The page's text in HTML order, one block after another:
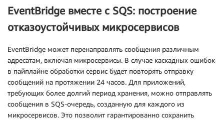
EventBridge вместе с SQS: построение
отказоустойчивых микросервисов
EventBridge может перенаправлять сообщения различным
адресатам, включая микросервисы. В случае каскадных ошибок
в пайплайне обработки сервис будет повторять отправку
сообщений на протяжении 24 часов. Для приложений,
требующих более долгий период хранения, можно отправлять
сообщения в SQS-очередь, созданную для каждого из
микросервисов. Это позволит гарантированно сохранить